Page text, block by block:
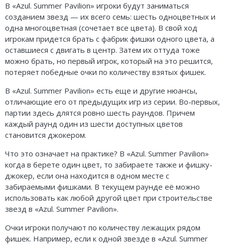
В «Azul. Summer Pavilion» игроки будут заниматься
созданием звезд — их всего семь: шесть одноцветных и
одна многоцветная (сочетает все цвета). В свой ход
игрокам придется брать с фабрик фишки одного цвета, а
оставшиеся с двигать в центр. Затем их оттуда тоже
можно брать, но первый игрок, который на это решится,
потеряет победные очки по количеству взятых фишек.
В «Azul. Summer Pavilion» есть еще и другие нюансы,
отличающие его от предыдущих игр из серии. Во-первых,
партии здесь длятся ровно шесть раундов. Причем
каждый раунд один из шести доступных цветов
становится джокером.
Что это означает на практике? В «Azul. Summer Pavilion»
когда в берете один цвет, то забираете также и фишку-
джокер, если она находится в одном месте с
забираемыми фишками. В текущем раунде её можно
использовать как любой другой цвет при строительстве
звезд в «Azul. Summer Pavilion».
Очки игроки получают по количеству лежащих рядом
фишек. Например, если к одной звезде в «Azul. Summer